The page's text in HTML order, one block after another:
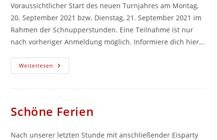
Voraussichtlicher Start des neuen Turnjahres am Montag,
20. September 2021 bzw. Dienstag, 21. September 2021 im
Rahmen der Schnupperstunden. Eine Teilnahme ist nur
nach vorheriger Anmeldung möglich. Informiere dich hier…
Weiterlesen Voraussichtlicher
Start
Schöne Ferien
Nach unserer letzten Stunde mit anschließender Eisparty